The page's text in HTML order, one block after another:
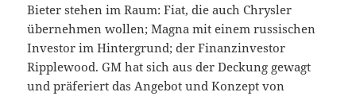
Bieter stehen im Raum: Fiat, die auch Chrysler
übernehmen wollen; Magna mit einem russischen
Investor im Hintergrund; der Finanzinvestor
Ripplewood. GM hat sich aus der Deckung gewagt
und präferiert das Angebot und Konzept von